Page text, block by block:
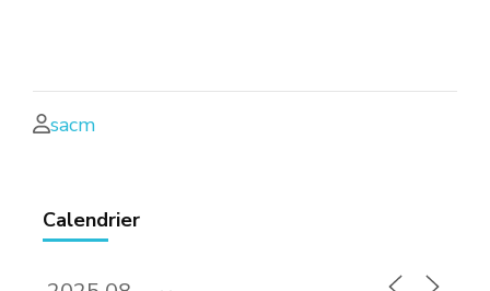
sacm
Calendrier